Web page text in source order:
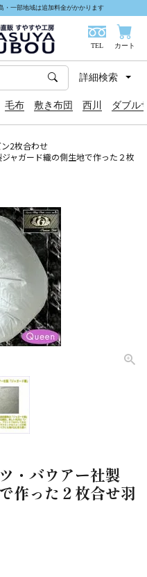
一部地域は追加料金がかかります
TEL カート
毛布 敷き布団 西川 ダブル
詳細検索
2枚合わせ
ャガード織の側生地で作った２枚
・バウアー社製
作った２枚合せ羽